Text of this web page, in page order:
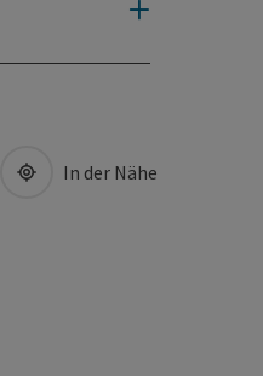
In der Nähe